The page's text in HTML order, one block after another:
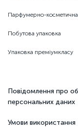
Парфумерно-косметична
Побутова упаковка
Упаковка преміумкласу
Повідомлення про
персональних даних
Умови використання